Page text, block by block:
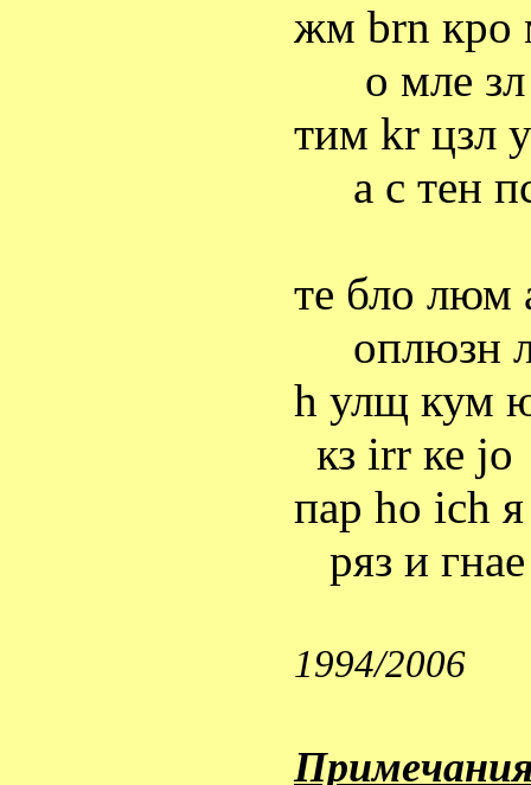
жм brn кро
о мле зл
тим kr цзл
а с тен
те бло люм
оплюзн
h улщ кум
кз irr ке jo
пар ho ich я
ряз и гнае
1994/2006